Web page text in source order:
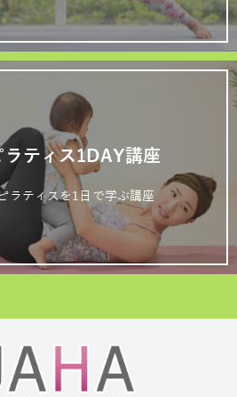
ティス1DAY講座
ラティスを1日で学ぶ講座